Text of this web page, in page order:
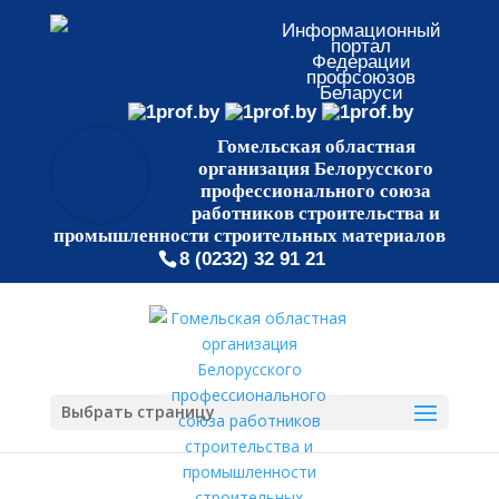
Информационный
портал
Федерации
профсоюзов
Беларуси
Гомельская областная
организация Белорусского
профессионального союза
работников строительства и
промышленности строительных материалов
8 (0232) 32 91 21
Выбрать страницу